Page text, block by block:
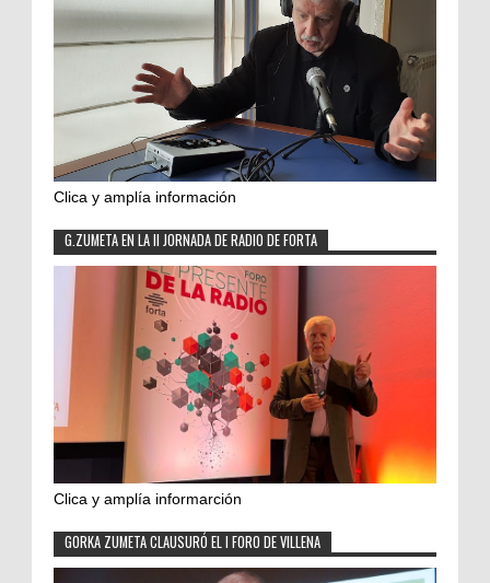
Clica y amplía información
G.ZUMETA EN LA II JORNADA DE RADIO DE FORTA
Clica y amplía informarción
GORKA ZUMETA CLAUSURÓ EL I FORO DE VILLENA